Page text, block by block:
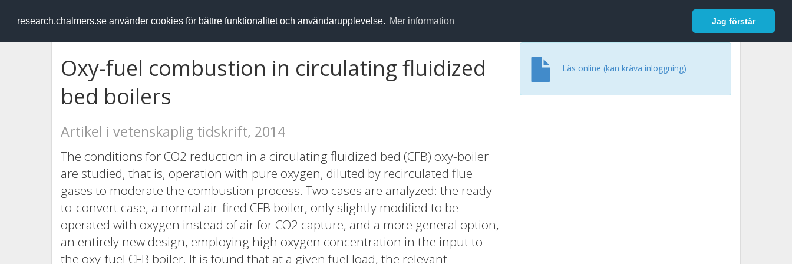
research.chalmers.se använder cookies för bättre funktionalitet och användarupplevelse. Mer information Jag förstår
RESEARCH.chalmers.se Logga in
Oxy-fuel combustion in circulating fluidized
bed boilers
Artikel i vetenskaplig tidskrift, 2014
The conditions for CO2 reduction in a circulating fluidized bed (CFB) oxy-boiler
are studied, that is, operation with pure oxygen, diluted by recirculated flue
gases to moderate the combustion process. Two cases are analyzed: the ready-
to-convert case, a normal air-fired CFB boiler, only slightly modified to be
operated with oxygen instead of air for CO2 capture, and a more general option,
an entirely new design, employing high oxygen concentration in the input to
the oxy-fuel CFB boiler. It is found that at a given fuel load, the relevant
Läs online (kan kräva inloggning)